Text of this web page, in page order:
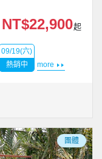
NT$22,900起
09/19(六)
熱銷中
more
團體